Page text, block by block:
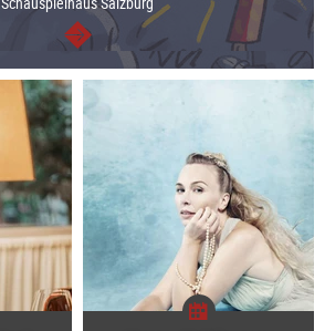
segue